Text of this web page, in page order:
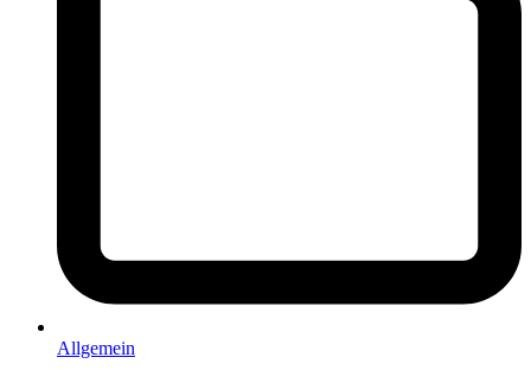
Allgemein